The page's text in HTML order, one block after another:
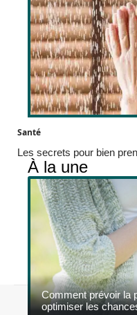
Santé
Les secrets pour bien
À la une
Comment prévoir la
optimiser les
Contact